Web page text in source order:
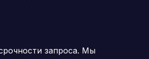
запроса. Мы